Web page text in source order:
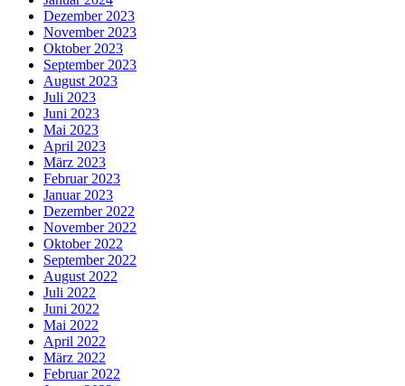
Dezember 2023
November 2023
Oktober 2023
September 2023
August 2023
Juli 2023
Juni 2023
Mai 2023
April 2023
März 2023
Februar 2023
Januar 2023
Dezember 2022
November 2022
Oktober 2022
September 2022
August 2022
Juli 2022
Juni 2022
Mai 2022
April 2022
März 2022
Februar 2022